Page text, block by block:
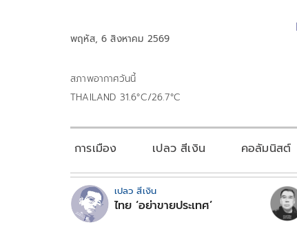
พฤหัส, 6 สิงหาคม 2569
สภาพอากาศวันนี้
THAILAND 31.6°C/26.7°C
การเมือง เปลว สีเงิน คอลัมนิสต์
เปลว สีเงิน
ไทย ‘อย่าขายประเทศ’